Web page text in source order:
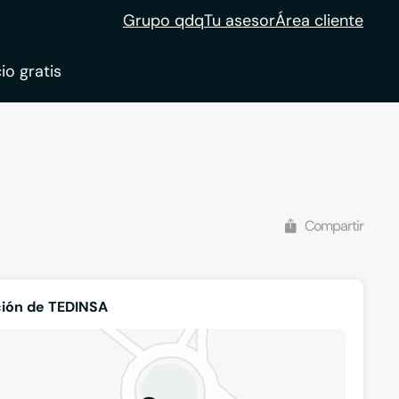
Grupo qdqTu asesorÁrea cliente
gratis
Compartir
de TEDINSA